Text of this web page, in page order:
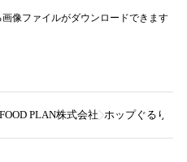
像ファイルがダウンロードできます
PLAN株式会社 ホップぐるりこ